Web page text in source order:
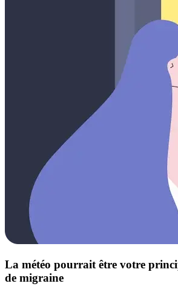
La météo pourrait être votre
de migraine